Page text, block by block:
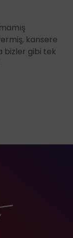
kansere
bizler gibi tek